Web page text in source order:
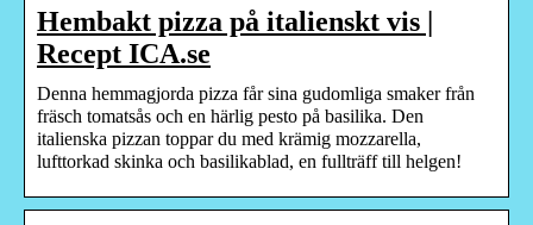
Hembakt pizza på italienskt vis |
Recept ICA.se
Denna hemmagjorda pizza får sina gudomliga smaker från
fräsch tomatsås och en härlig pesto på basilika. Den
italienska pizzan toppar du med krämig mozzarella,
lufttorkad skinka och basilikablad, en fullträff till helgen!